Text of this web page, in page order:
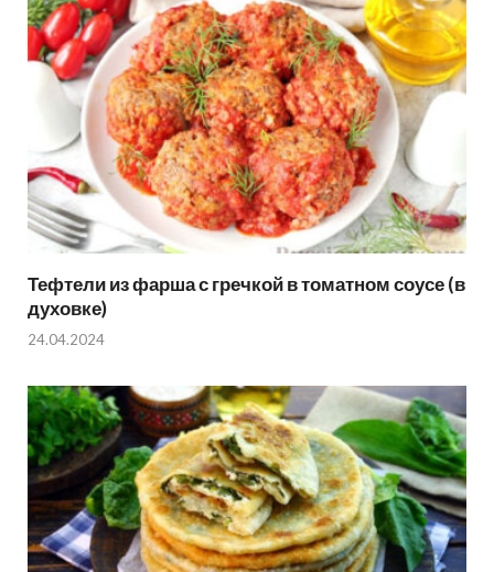
Тефтели из фарша с гречкой в томатном соусе (в
духовке)
24.04.2024